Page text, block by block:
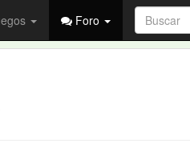
Foro